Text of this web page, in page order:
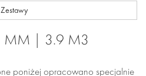
Zestawy
MM | 3.9 M3
poniżej opracowano specjalnie